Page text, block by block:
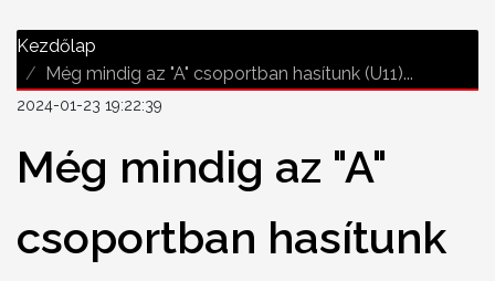
Kezdőlap
Még mindig az "A" csoportban hasítunk (U11)...
2024-01-23 19:22:39
Még mindig az "A"
csoportban hasítunk